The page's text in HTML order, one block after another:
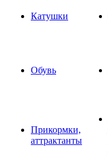
Катушки
Обувь
Прикормки,
аттрактанты